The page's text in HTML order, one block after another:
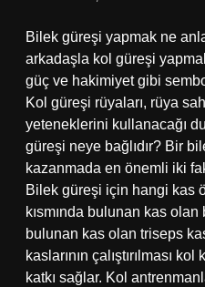
Bilek güreşi yapmak ne
arkadaşla kol güreşi
güç ve hakimiyet gibi
Kol güreşi rüyaları, rüya
yeteneklerini kullanacağı
güreşi neye bağlıdır? Bir
kazanmada en önemli iki
Bilek güreşi için hangi kas
kısmında bulunan kas olan
bulunan kas olan triseps
kaslarının çalıştırılması
katkı sağlar. Kol